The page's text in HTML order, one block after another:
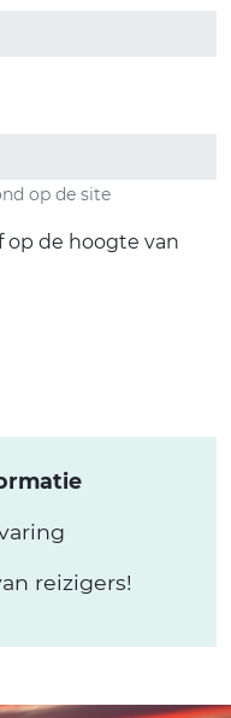
op de site
op de hoogte van
reizigers!